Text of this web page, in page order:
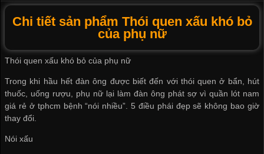
Chi tiết sản phẩm Thói quen xấu khó bỏ
của phụ nữ
Thói quen xấu khó bỏ của phụ nữ
Trong khi hầu hết đàn ông được biết đến với thói quen ở bẩn, hút
thuốc, uống rượu, phụ nữ lại làm đàn ông phát sợ vì quần lót nam
giá rẻ ở tphcm bệnh “nói nhiều”. 5 điều phái đẹp sẽ không bao giờ
thay đổi.
Nói xấu